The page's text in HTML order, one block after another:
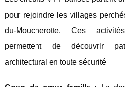
pour rejoindre les villages
du-Moucherotte. Ces
permettent de découvrir
architectural en toute sécurité.